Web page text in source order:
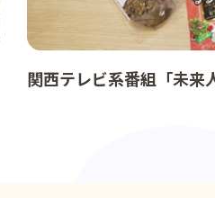
関西テレビ系番組「未来